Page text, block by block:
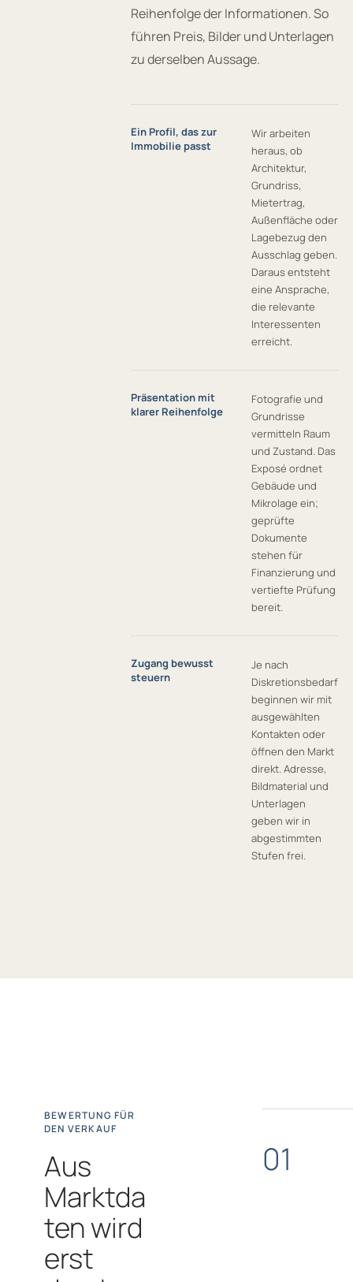
Reihenfolge der Informationen. So
führen Preis, Bilder und Unterlagen
zu derselben Aussage.
Ein Profil, das zur
Immobilie passt
Wir arbeiten
heraus, ob
Architektur,
Grundriss,
Mietertrag,
Außenfläche oder
Lagebezug den
Ausschlag geben.
Daraus entsteht
eine Ansprache,
die relevante
Interessenten
erreicht.
Präsentation mit
klarer Reihenfolge
Fotografie und
Grundrisse
vermitteln Raum
und Zustand. Das
Exposé ordnet
Gebäude und
Mikrolage ein;
geprüfte
Dokumente
stehen für
Finanzierung und
vertiefte Prüfung
bereit.
Zugang bewusst
steuern
Je nach
Diskretionsbedarf
beginnen wir mit
ausgewählten
Kontakten oder
öffnen den Markt
direkt. Adresse,
Bildmaterial und
Unterlagen
geben wir in
abgestimmten
Stufen frei.
BEWERTUNG FÜR
DEN VERKAUF
Aus
Marktda
ten wird
erst
01